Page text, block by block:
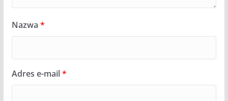
Nazwa *
Adres e-mail*